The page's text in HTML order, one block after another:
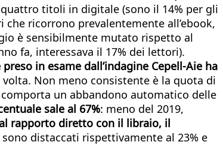
titoli in digitale (sono il 14% per gli
ricorrono prevalentemente all’ebook,
è sensibilmente mutato rispetto al
fa, interessava il 17% dei lettori).
in esame dall’indagine Cepell-Aie ha
Non meno consistente è la quota di
un abbandono automatico delle
sale al 67%: meno del 2019,
rapporto diretto con il libraio, il
distaccati rispettivamente al 23% e